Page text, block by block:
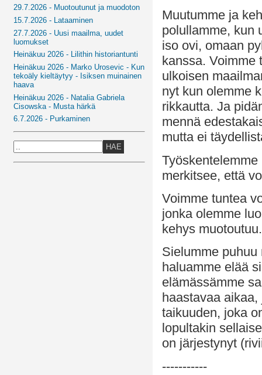
29.7.2026 - Muotoutunut ja muodoton
15.7.2026 - Lataaminen
27.7.2026 - Uusi maailma, uudet
luomukset
Heinäkuu 2026 - Lilithin historiantunti
Heinäkuu 2026 - Marko Urosevic - Kun
tekoäly kieltäytyy - Isiksen muinainen
haava
Heinäkuu 2026 - Natalia Gabriela
Cisowska - Musta härkä
6.7.2026 - Purkaminen
HAE
Muutumme ja
polullamme, kun
iso ovi, omaan
kanssa. Voimme
ulkoisen
nyt kun olemme
rikkautta. Ja
mennä
mutta ei
merkitsee, että
Voimme tuntea
jonka olemme
kehys muotoutuu.
Sielumme
haluamme elää
elämässämme
haastavaa
taikuuden, joka
lopultakin
on järjestynyt
-----------